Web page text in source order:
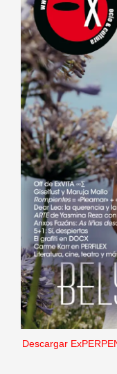
Descargar